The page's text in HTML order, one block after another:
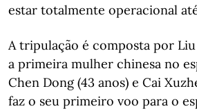
estar totalmente operacional
A tripulação é composta por Liu
a primeira mulher chinesa no
Chen Dong (43 anos) e Cai
faz o seu primeiro voo para o